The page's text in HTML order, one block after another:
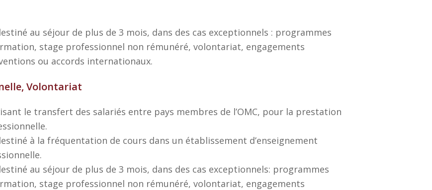
au séjour de plus de 3 mois, dans des cas exceptionnels : programmes
stage professionnel non rémunéré, volontariat, engagements
ou accords internationaux.
Volontariat
le transfert des salariés entre pays membres de l’OMC, pour la prestation
à la fréquentation de cours dans un établissement d’enseignement
au séjour de plus de 3 mois, dans des cas exceptionnels: programmes
stage professionnel non rémunéré, volontariat, engagements